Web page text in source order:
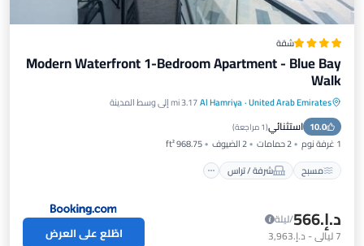
شقة
Modern Waterfront 1-Bedroom Apartment - Blue Bay
Walk
United Arab Emirates
·
Al Hamriya3.17 mi إلى وسط المدينة
10.0 استثنائي(1 مراجعة )
1 غرفة نوم 2 حمامات 2 الضيوف
968.75 ft²
مسبح
شرفة / تراس
مسبح شرفة / تراس
مكيف هواء
إنترنت
د.إ.‏566
/ليلة
7ليالي- د.إ.‏3,963 اطّلع على العرض